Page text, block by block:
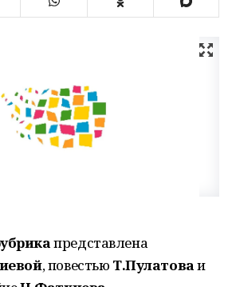
представлена
, повестью Т.Пулатоваи